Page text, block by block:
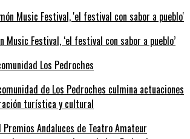
Music Festival, ‘el festival con sabor a pueblo’
de Los Pedroches culmina actuaciones
turística y cultural